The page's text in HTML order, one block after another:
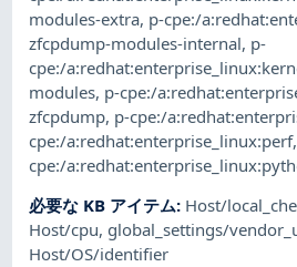
modules-extra, p-cpe:/
zfcpdump-modules-internal, p-
cpe:/
modules, p-cpe:/
zfcpdump, p-cpe:/
cpe:/a:redhat:enterprise_linux:perf,
cpe:/
必要な KB アイテム: Host/
Host/cpu, global_settings/
Host/OS/identifier